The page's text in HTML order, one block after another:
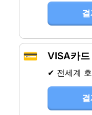
💳 VISA카
✔ 전세계